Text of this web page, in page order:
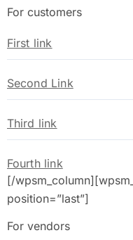
For customers
First link
Second Link
Third link
Fourth link
[/
position=”last”]
For vendors